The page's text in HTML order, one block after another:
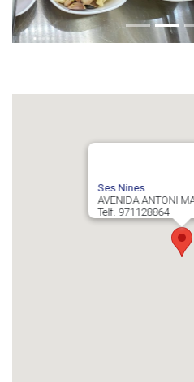
Ses Nines
AVENIDA ANTONI
Telf. 971128864